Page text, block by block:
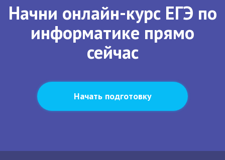
Начни онлайн-курс ЕГЭ по
информатике прямо
сейчас
Начать подготовку